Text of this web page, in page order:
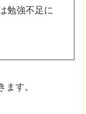
勉強不足に
す。